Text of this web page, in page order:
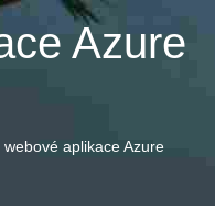
Azure
aplikace Azure